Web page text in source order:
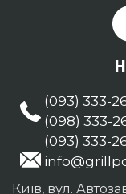
(093) 333-
(098) 333-
(093) 333-
Київ, вул.